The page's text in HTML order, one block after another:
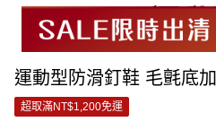
運動型防滑釘鞋 毛氈底
超取滿NT$1,200免運